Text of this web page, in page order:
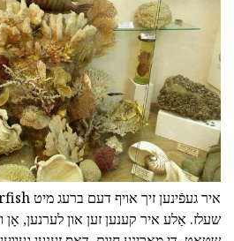
שעלז. אַלע איר קענען זען און לערנען, אָן